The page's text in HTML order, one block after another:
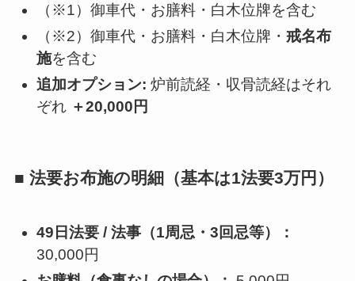
（※1）御車代・お膳料・白木位牌を含む
（※2）御車代・お膳料・白木位牌・戒名布
施を含む
追加オプション: 炉前読経・収骨読経はそれ
ぞれ ＋20,000円
■ 法要お布施の明細（基本は1法要3万円）
49日法要 / 法事（1周忌・3回忌等）：
30,000円